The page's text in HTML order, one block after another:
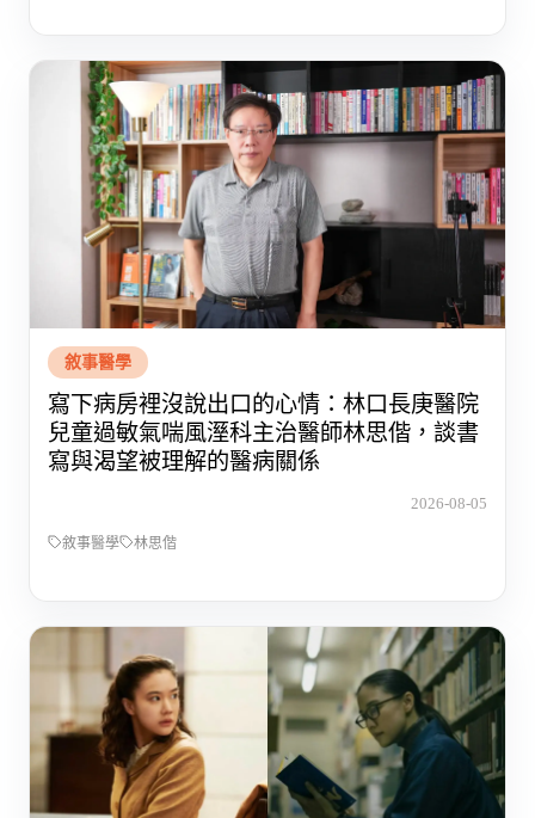
敘事醫學
寫下病房裡沒說出口的心情：林口長庚醫院
兒童過敏氣喘風溼科主治醫師林思偕，談書
寫與渴望被理解的醫病關係
2026-08-05
敘事醫學 林思偕